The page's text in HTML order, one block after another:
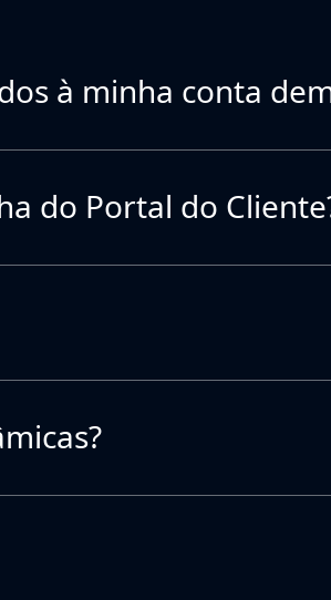
à minha conta
do Portal do